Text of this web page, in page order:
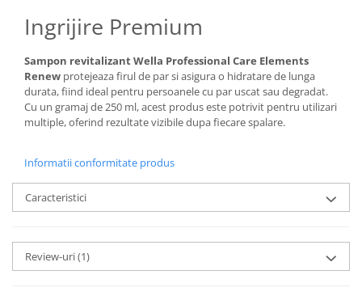
Ingrijire Premium
Sampon revitalizant Wella Professional Care Elements
Renew protejeaza firul de par si asigura o hidratare de lunga
durata, fiind ideal pentru persoanele cu par uscat sau degradat.
Cu un gramaj de 250 ml, acest produs este potrivit pentru utilizari
multiple, oferind rezultate vizibile dupa fiecare spalare.
Informatii conformitate produs
Caracteristici
Review-uri(1)